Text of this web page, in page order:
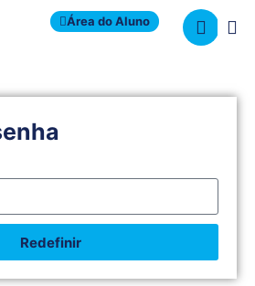
Área do Aluno
Redefinir